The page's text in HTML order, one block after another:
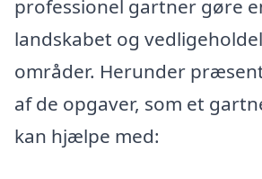
professionel gartner gøre
landskabet og
områder. Herunder
af de opgaver, som et
kan hjælpe med: